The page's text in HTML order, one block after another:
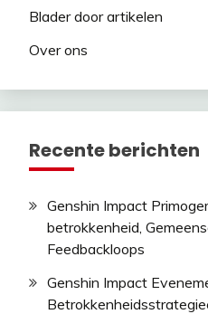
Blader door artikelen
Over ons
Recente berichten
Genshin Impact
betrokkenheid,
Feedbackloops
Genshin Impact